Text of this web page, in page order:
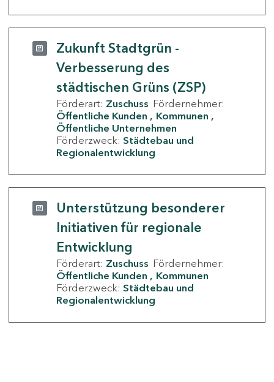
Zukunft Stadtgrün -
Verbesserung des
städtischen Grüns (ZSP)
Förderart: Zuschuss Fördernehmer:
Öffentliche Kunden
Kommunen
Öffentliche Unternehmen
Förderzweck: Städtebau und
Regionalentwicklung
Unterstützung besonderer
Initiativen für regionale
Entwicklung
Förderart: Zuschuss Fördernehmer:
Öffentliche Kunden
Kommunen
Förderzweck: Städtebau und
Regionalentwicklung